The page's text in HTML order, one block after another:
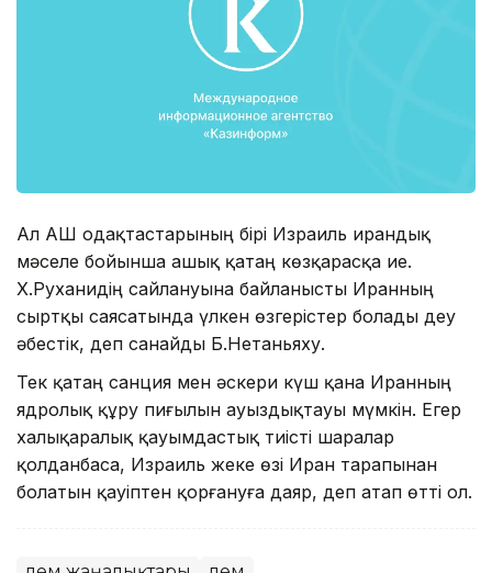
Ал АҚШ одақтастарының бірі Израиль ирандық
мәселе бойынша ашық қатаң көзқарасқа ие.
Х.Руханидің сайлануына байланысты Иранның
сыртқы саясатында үлкен өзгерістер болады деу
әбестік, деп санайды Б.Нетаньяху.
Тек қатаң санция мен әскери күш қана Иранның
ядролық құру пиғылын ауыздықтауы мүмкін. Егер
халықаралық қауымдастық тиісті шаралар
қолданбаса, Израиль жеке өзі Иран тарапынан
болатын қауіптен қорғануға даяр, деп атап өтті ол.